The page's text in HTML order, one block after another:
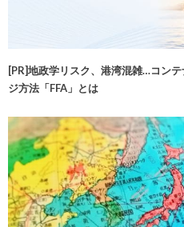
[PR]地政学リスク、港湾混雑…コン
ジ方法「FFA」とは